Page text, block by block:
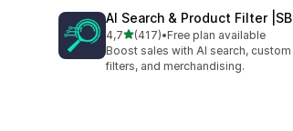
AI Search & Product Filter |SB
4,7na 5 gwiazdek
(417)
Łączna liczba recenzji: 417
•Free plan available
Boost sales with AI search, custom
filters, and merchandising.